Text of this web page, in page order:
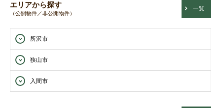
エリアから探す
（公開物件／非公開物件）
一覧
所沢市
狭山市
入間市